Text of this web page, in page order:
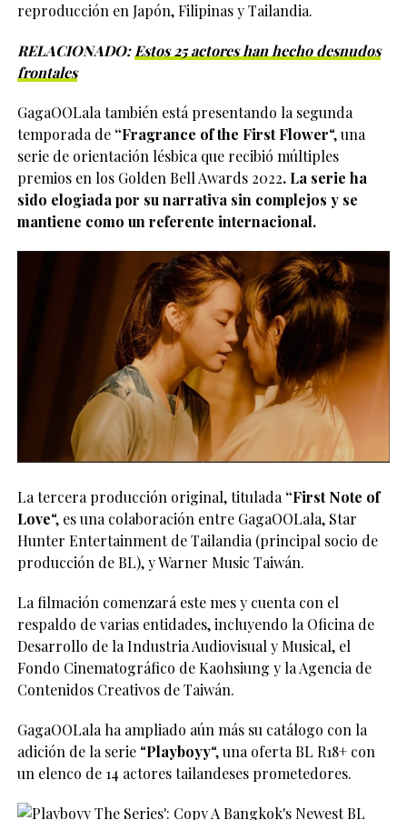
reproducción en Japón, Filipinas y Tailandia.
RELACIONADO:Estos 25 actores han hecho desnudos
frontales
GagaOOLala también está presentando la segunda
temporada de“Fragrance of the First Flower“, una
serie de orientación lésbica que recibió múltiples
premios en los Golden Bell Awards 2022. La serie ha
sido elogiada por su narrativa sin complejos y se
mantiene como un referente internacional.
La tercera producción original, titulada “First Note of
Love“, es una colaboración entre GagaOOLala, Star
Hunter Entertainment de Tailandia (principal socio de
producción de BL), y Warner Music Taiwán.
La filmación comenzará este mes y cuenta con el
respaldo de varias entidades, incluyendo la Oficina de
Desarrollo de la Industria Audiovisual y Musical, el
Fondo Cinematográfico de Kaohsiung y la Agencia de
Contenidos Creativos de Taiwán.
GagaOOLala ha ampliado aún más su catálogo con la
adición de la serie “Playboyy“, una oferta BL R18+ con
un elenco de 14 actores tailandeses prometedores.